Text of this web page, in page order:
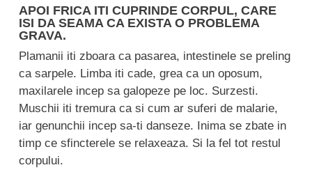
APOI FRICA ITI CUPRINDE CORPUL, CARE
ISI DA SEAMA CA EXISTA O PROBLEMA
GRAVA.
Plamanii iti zboara ca pasarea, intestinele se preling
ca sarpele. Limba iti cade, grea ca un oposum,
maxilarele incep sa galopeze pe loc. Surzesti.
Muschii iti tremura ca si cum ar suferi de malarie,
iar genunchii incep sa-ti danseze. Inima se zbate in
timp ce sfincterele se relaxeaza. Si la fel tot restul
corpului.